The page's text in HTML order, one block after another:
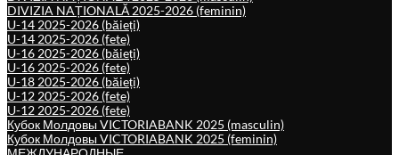
DIVIZIA NAȚIONALĂ 2025-2026 (feminin)
U-14 2025-2026 (băieți)
U-14 2025-2026 (fete)
U-16 2025-2026 (băieți)
U-16 2025-2026 (fete)
U-18 2025-2026 (băieți)
U-12 2025-2026 (fete)
U-12 2025-2026 (fete)
Кубок Молдовы VICTORIABANK 2025 (masculin)
Кубок Молдовы VICTORIABANK 2025 (feminin)